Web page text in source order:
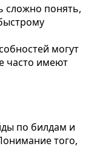
сложно понять,
могут
часто имеют
по билдам и
того,